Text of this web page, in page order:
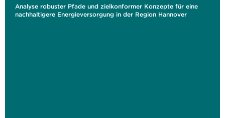
Analyse robuster Pfade und zielkonformer Konzepte für eine
nachhaltigere Energieversorgung in der Region Hannover